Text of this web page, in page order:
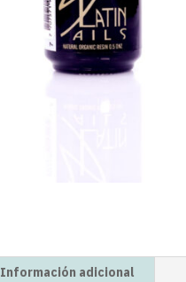
Información adicional